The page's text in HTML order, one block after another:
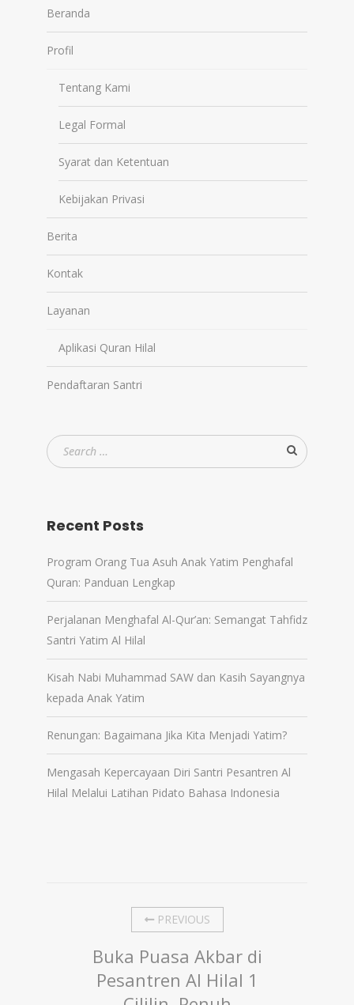
Beranda
Profil
Tentang Kami
Legal Formal
Syarat dan Ketentuan
Kebijakan Privasi
Berita
Kontak
Layanan
Aplikasi Quran Hilal
Pendaftaran Santri
Recent Posts
Program Orang Tua Asuh Anak Yatim Penghafal
Quran: Panduan Lengkap
Perjalanan Menghafal Al-Qur’an: Semangat Tahfidz
Santri Yatim Al Hilal
Kisah Nabi Muhammad SAW dan Kasih Sayangnya
kepada Anak Yatim
Renungan: Bagaimana Jika Kita Menjadi Yatim?
Mengasah Kepercayaan Diri Santri Pesantren Al
Hilal Melalui Latihan Pidato Bahasa Indonesia
PREVIOUS
Buka Puasa Akbar di
Pesantren Al Hilal 1